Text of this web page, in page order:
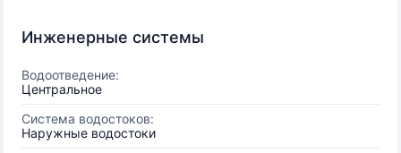
Инженерные системы
Водоотведение:
Центральное
Система водостоков:
Наружные водостоки